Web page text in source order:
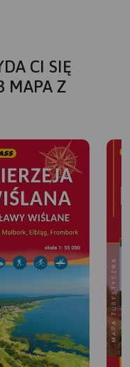
CI SIĘ
MAPA Z